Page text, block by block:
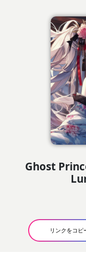
Ghost
リンクをコピ